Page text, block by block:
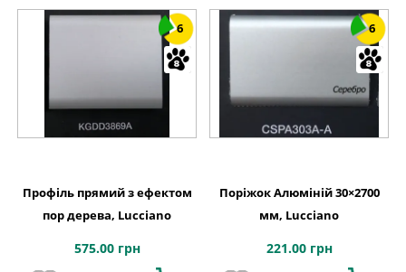
6
Профіль прямий з ефектом
пор дерева, Lucciano
575.00 грн
6
Поріжок Алюміній 30×2700
мм, Lucciano
221.00 грн